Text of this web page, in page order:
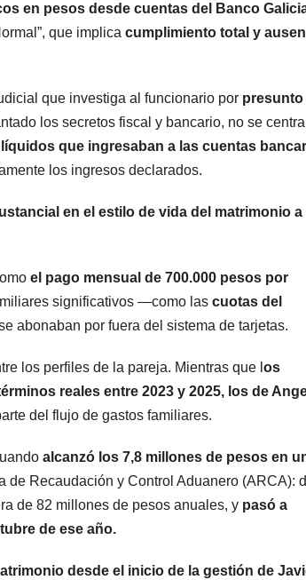
en pesos desde cuentas del Banco
que implica cumplimiento total y
que investiga al funcionario por presunto
los secretos fiscal y bancario, no se
que ingresaban a las cuentas
los ingresos declarados.
en el estilo de vida del matrimonio a
el pago mensual de 700.000 pesos por
significativos —como las cuotas del
abonaban por fuera del sistema de tarjetas.
los perfiles de la pareja. Mientras que l os
reales entre 2023 y 2025, los de
del flujo de gastos familiares.
alcanzó los 7,8 millones de pesos en
de Recaudación y Control Aduanero (ARCA):
de 82 millones de pesos anuales, y pasó a
de ese año.
desde el inicio de la gestión de